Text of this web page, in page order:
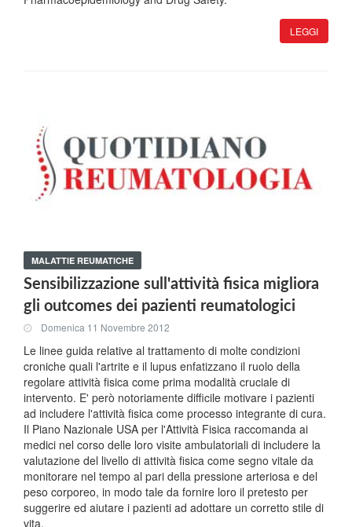
LEGGI
MALATTIE REUMATICHE
Sensibilizzazione sull'attività fisica migliora
gli outcomes dei pazienti reumatologici
Domenica 11 Novembre 2012
Le linee guida relative al trattamento di molte condizioni
croniche quali l'artrite e il lupus enfatizzano il ruolo della
regolare attività fisica come prima modalità cruciale di
intervento. E' però notoriamente difficile motivare i pazienti
ad includere l'attività fisica come processo integrante di cura.
Il Piano Nazionale USA per l'Attività Fisica raccomanda ai
medici nel corso delle loro visite ambulatoriali di includere la
valutazione del livello di attività fisica come segno vitale da
monitorare nel tempo al pari della pressione arteriosa e del
peso corporeo, in modo tale da fornire loro il pretesto per
suggerire ed aiutare i pazienti ad adottare un corretto stile di
vita.